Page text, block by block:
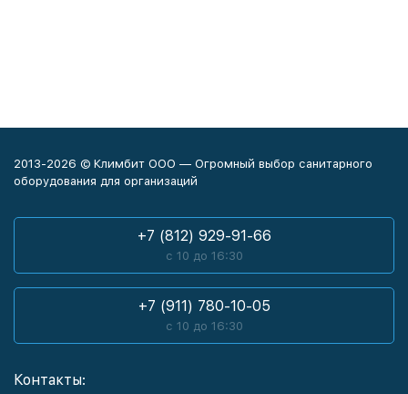
2013-2026 © Климбит ООО — Огромный выбор санитарного
оборудования для организаций
+7 (812) 929-91-66
с 10 до 16:30
+7 (911) 780-10-05
с 10 до 16:30
Контакты: